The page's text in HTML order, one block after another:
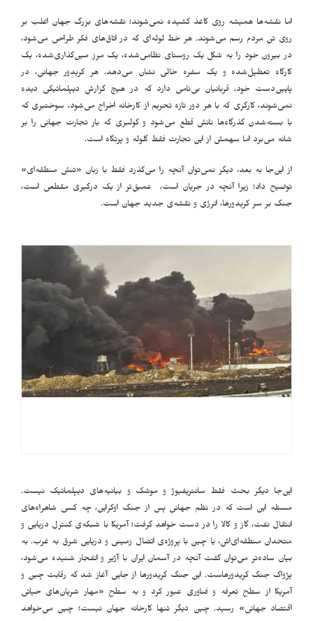
اما نقشه‌ها همیشه روی کاغذ کشیده نمی‌شوند؛ نقشه‌های بزرگ جهان اغلب بر
روی تنِ مردم رسم می‌شوند. هر خط لوله‌ای که در اتاق‌های فکر طراحی می‌شود،
در بیرون خود را به شکل یک روستای نظامی‌شده، یک مرز مین‌گذاری‌شده، یک
کارگاه تعطیل‌شده و یک سفره خالی نشان می‌دهد. هر کریدور جهانی، در
پایین‌دست خود، قربانیان بی‌نامی دارد که در هیچ گزارش دیپلماتیکی دیده
نمی‌شوند، کارگری که با هر دور تازه تحریم از کارخانه اخراج می‌شود، سوختبری که
با بسته‌شدن گذرگاه‌ها نانش قطع می‌شود و کولبری که بارِ تجارت جهانی را بر
شانه می‌برد اما سهمش از این تجارت فقط گلوله و پرتگاه است.
از این‌جا به بعد، دیگر نمی‌توان آنچه را می‌گذرد فقط با زبان «تنش منطقه‌ای»
توضیح داد؛ زیرا آنچه در جریان است، عمیق‌تر از یک درگیری مقطعی است،
جنگ بر سر کریدورها، انرژی و نقشه‌ی جدید جهان است.
این‌جا دیگر بحث فقط سانتریفیوژ و موشک و بیانیه‌های دیپلماتیک نیست.
مسئله این است که در نظم جهانیِ پس از جنگ اوکراین، چه کسی شاهراه‌های
انتقال نفت، گاز و کالا را در دست خواهد گرفت؛ آمریکا با شبکه‌ی کنترل دریایی و
متحدان منطقه‌ای‌اش، یا چین با پروژه‌ی اتصال زمینی و دریایی شرق به غرب. به
بیان ساده‌تر می‌توان گفت آنچه در آسمان ایران با آژیر و انفجار شنیده می‌شود،
پژواک جنگ کریدورهاست. این جنگ کریدورها از جایی آغاز شد که رقابت چین و
آمریکا از سطح تعرفه و فناوری عبور کرد و به سطح «مهار شریان‌های حیاتی
اقتصاد جهانی» رسید. چین دیگر تنها کارخانه جهان نیست؛ چین می‌خواهد